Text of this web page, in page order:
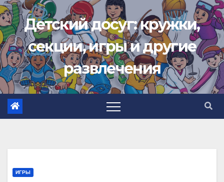
Перейти
к
содержимому
Детский досуг: кружки,
секции, игры и другие
развлечения
ИГРЫ